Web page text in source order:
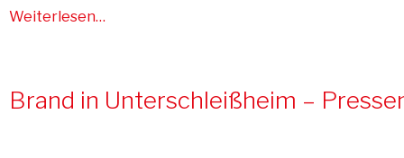
Weiterlesen…
Brand in Unterschleißheim –